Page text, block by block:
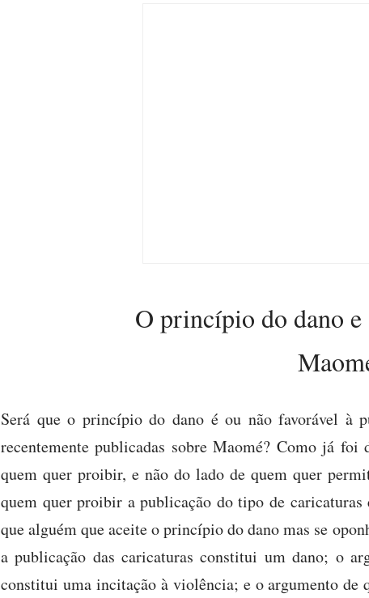
O princípio do dano e
Será que o princípio do dano é ou não favorável à
recentemente publicadas sobre Maomé? Como já
quem quer proibir, e não do lado de quem quer
quem quer proibir a publicação do tipo de
que alguém que aceite o princípio do dano mas se
a publicação das caricaturas constitui um dano; o
constitui uma incitação à violência; e o argumento de